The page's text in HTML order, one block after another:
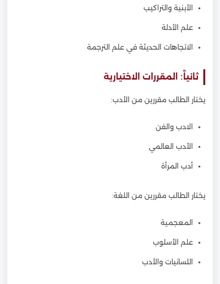
الأبنية والتراكيب
علم الأدلة
الاتجاهات الحديثة في علم الترجمة
ثانياً: المقررات الاختيارية
يختار الطالب مقررين من الأدب:
الادب والفن
الأدب العالمي
أدب المرأة
يختار الطالب مقررين من اللغة:
المعجمية
علم الأسلوب
اللسانيات والأدب